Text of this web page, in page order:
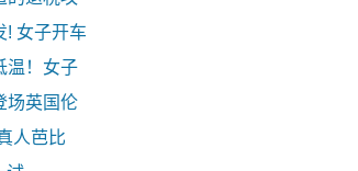
! 女子开车
温！女子
场英国伦
人芭比